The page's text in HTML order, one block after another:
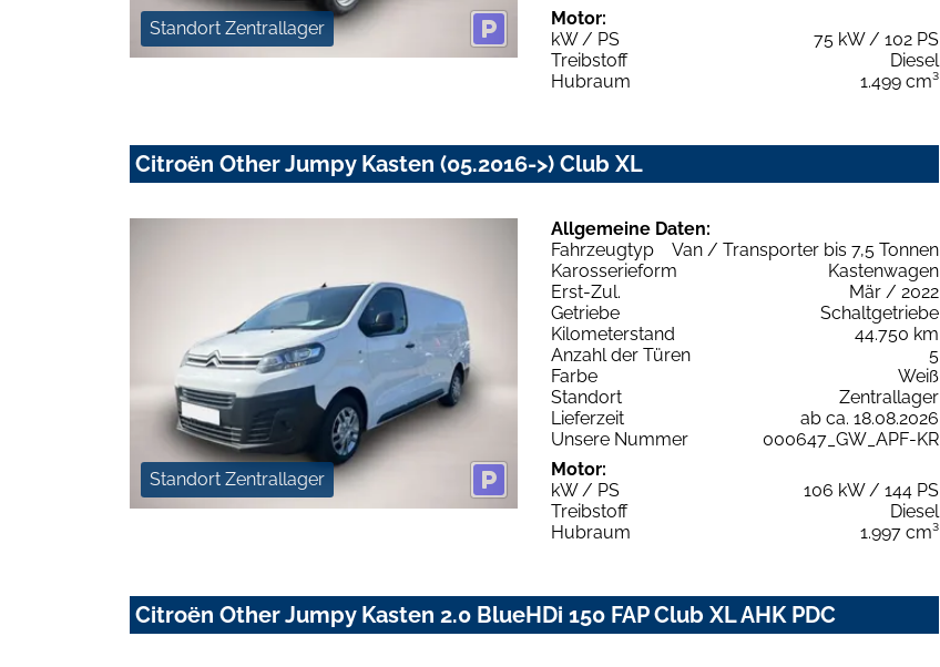
Standort Zentrallager
Motor:
kW / PS
75 kW / 102 PS
Treibstoff
Diesel
Hubraum
1.499 cm³
Citroën Other Jumpy Kasten (05.2016->) Club XL
Standort Zentrallager
Allgemeine Daten:
Fahrzeugtyp
Van / Transporter bis 7,5 Tonnen
Karosserieform
Kastenwagen
Erst-Zul.
Mär / 2022
Getriebe
Schaltgetriebe
Kilometerstand
44.750 km
Anzahl der Türen
5
Farbe
Weiß
Standort
Zentrallager
Lieferzeit
ab ca. 18.08.2026
Unsere Nummer
000647_GW_APF-KR
Motor:
kW / PS
106 kW / 144 PS
Treibstoff
Diesel
Hubraum
1.997 cm³
Citroën Other Jumpy Kasten 2.0 BlueHDi 150 FAP Club XL AHK PDC